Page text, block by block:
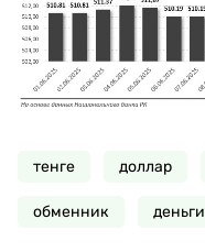
тенге доллар
обменник деньги